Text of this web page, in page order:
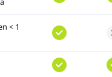
< 1